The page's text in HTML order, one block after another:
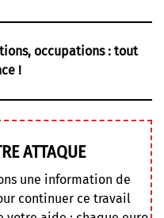
occupations : tout
!
ATTAQUE
une information de
continuer ce travail